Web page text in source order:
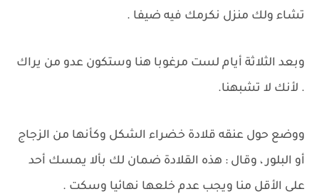
تشاء ولك منزل نكرمك فيه ضيفا .
وبعد الثلاثة أيام لست مرغوبا هنا وستكون عدو من يراك
. لأنك لا تشبهنا.
ووضع حول عنقه قلادة خضراء الشكل وكأنها من الزجاج
أو البلور ، وقال : هذه القلادة ضمان لك بألا يمسك أحد
على الأقل منا ويجب عدم خلعها نهائيا وسكت .